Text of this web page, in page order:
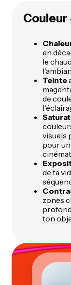
en
le
Teinte
de
visuels
pour
de ta
zones
ton